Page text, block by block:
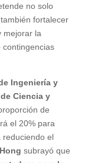
no solo
fortalecer
mejorar la
Ingeniería y
Ciencia y
de
el 20% para
reduciendo el
Hong subrayó que